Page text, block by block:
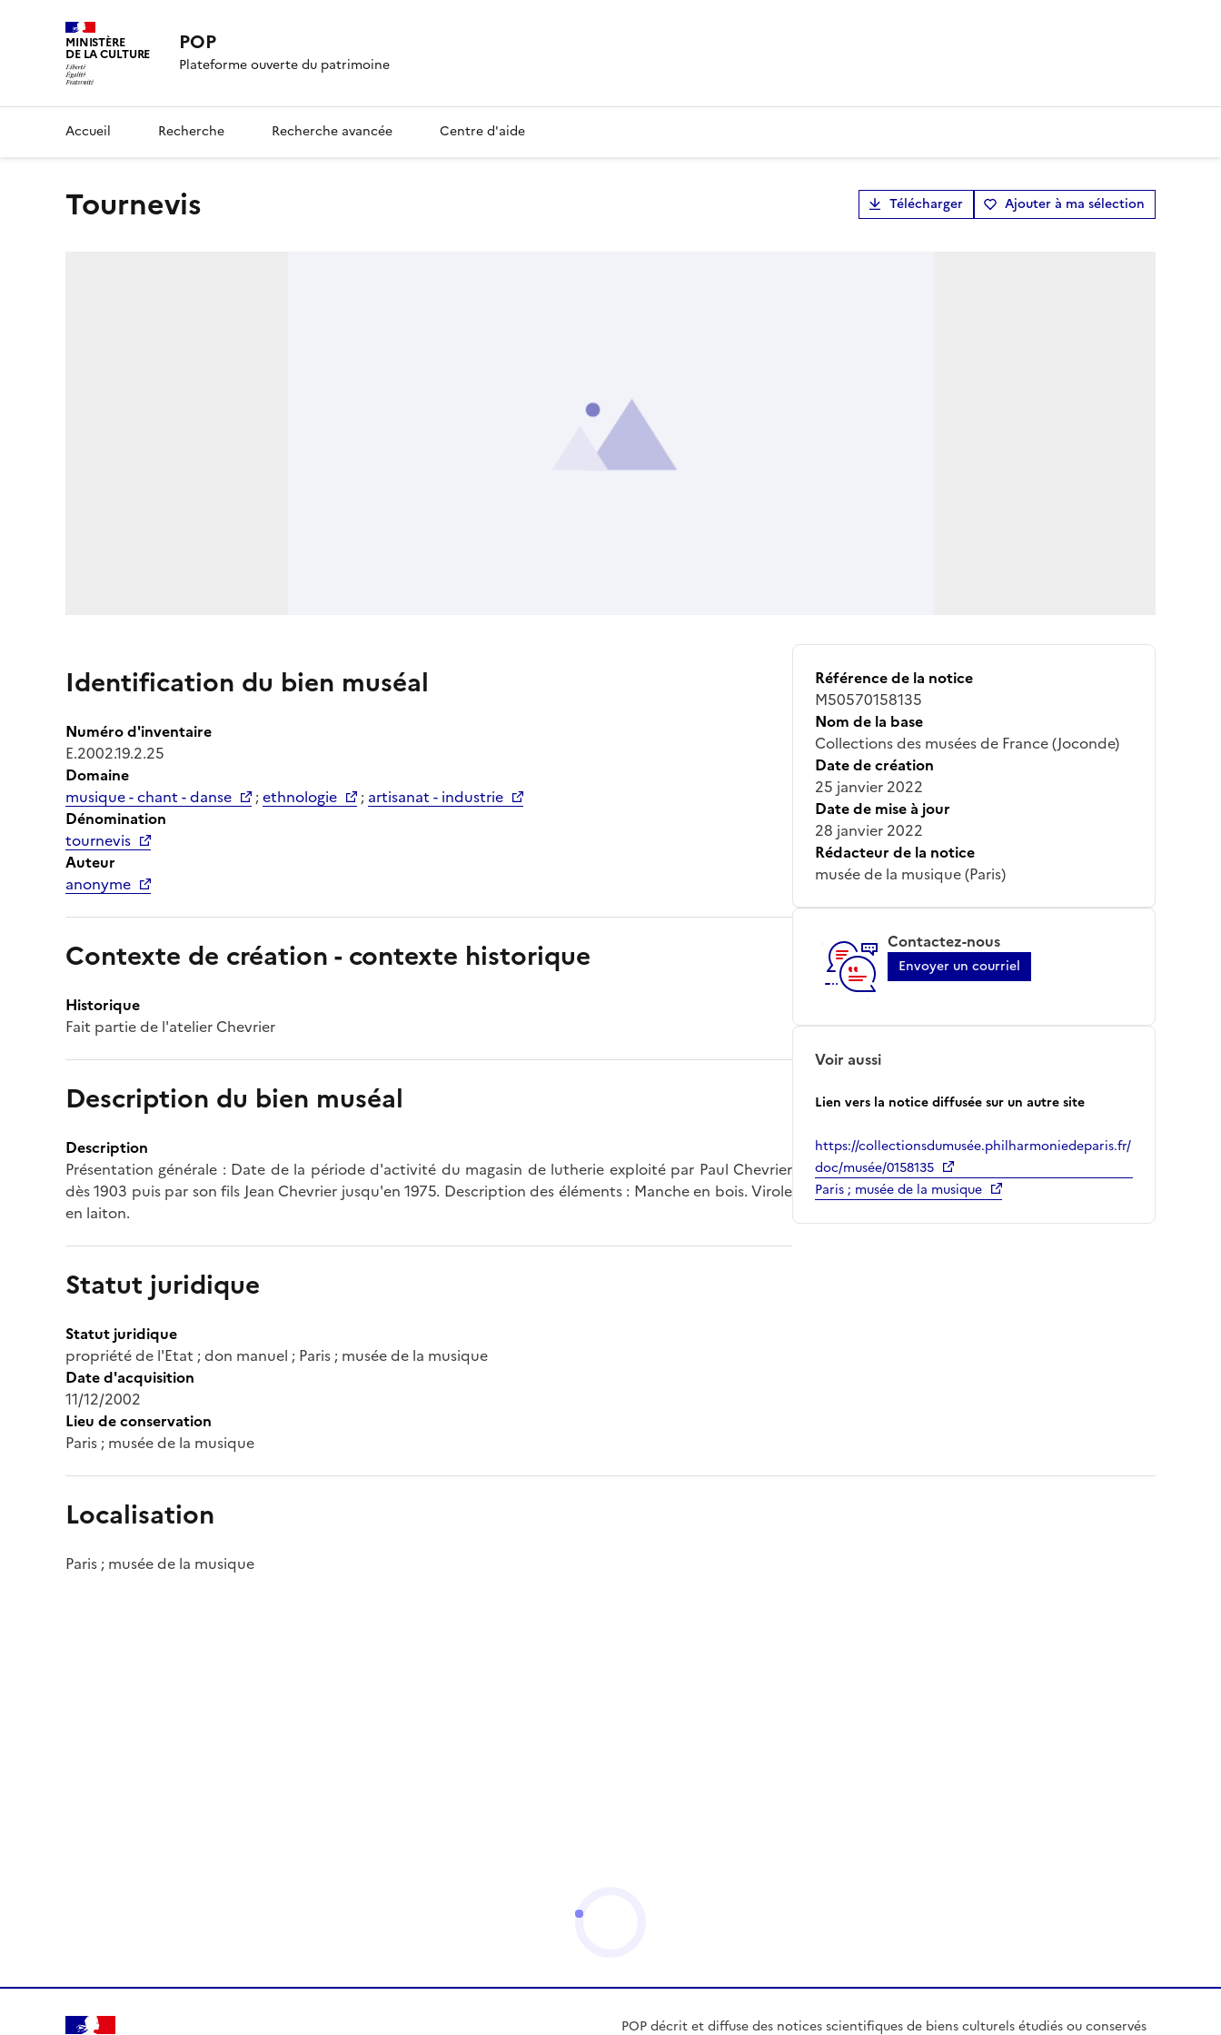
MINISTÈRE
DE LA CULTURE POP
Plateforme ouverte du patrimoine
Accueil Recherche Recherche avancée Centre d'aide
tournevis Télécharger Ajouter à ma sélection
Identification du bien muséal
Numéro d'inventaire
E.2002.19.2.25
Domaine
musique - chant - danse
;ethnologie ; artisanat - industrie
Dénomination
tournevis
Auteur
anonyme
Contexte de création - contexte historique
Historique
Fait partie de l'atelier Chevrier
Description du bien muséal
Description
Présentation générale : Date de la période d'activité du magasin de lutherie exploité par Paul Chevrier
dès 1903 puis par son fils Jean Chevrier jusqu'en 1975. Description des éléments : Manche en bois. Virole
en laiton.
Statut juridique
Statut juridique
propriété de l'Etat ; don manuel ; Paris ; musée de la musique
Date d'acquisition
11/12/2002
Lieu de conservation
Paris ; musée de la musique
Référence de la notice
M50570158135
Nom de la base
Collections des musées de France (Joconde)
Date de création
25 janvier 2022
Date de mise à jour
28 janvier 2022
Rédacteur de la notice
musée de la musique (Paris)
Contactez-nous
Envoyer un courriel
Voir aussi
Lien vers la notice diffusée sur un autre site
https://collectionsdumusée.philharmoniedeparis.fr/
doc/musée/0158135
Paris ; musée de la musique
Localisation
Paris ; musée de la musique
POP décrit et diffuse des notices scientifiques de biens culturels étudiés ou conservés